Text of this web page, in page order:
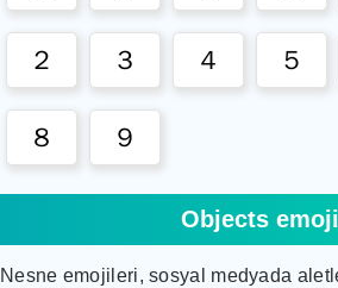
２ ３ ４ ５
８ ９
Objects
Nesne emojileri, sosyal medyada